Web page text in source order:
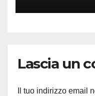
Lascia un
Il tuo indirizzo email